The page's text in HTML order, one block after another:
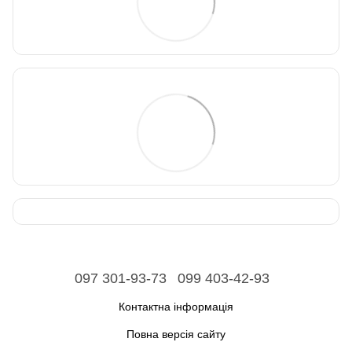
097 301-93-73 099 403-42-93
Контактна інформація
Повна версія сайту